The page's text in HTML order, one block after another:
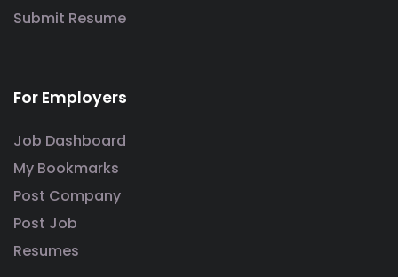
Submit Resume
For Employers
Job Dashboard
My Bookmarks
Post Company
Post Job
Resumes